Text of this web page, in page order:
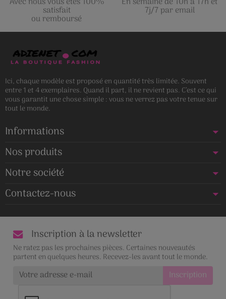
satisfait
ou remboursé
7j/7 par email
Ici, chaque modèle est proposé en quantité très limitée. Souvent
entre 1 et 4 exemplaires. Quand il part, il ne revient pas. C’est ce qui
vous garantit une chose simple : vous ne verrez pas votre tenue sur
tout le monde.
Informations
Nos produits
Notre société
Contactez-nous
Inscription à la newsletter
Ne ratez pas les prochaines pièces. Certaines nouveautés
partent en quelques heures. Recevez-les avant tout le monde.